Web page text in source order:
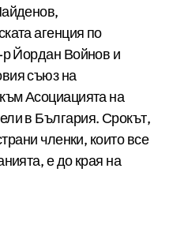
агенция по
р Йордан Войнов и
съюз на
Асоциацията на
в България. Срокът,
членки, които все
е до края на